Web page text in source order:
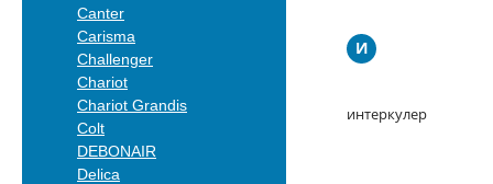
Canter
Carisma
Challenger
Chariot
Chariot Grandis
Colt
DEBONAIR
Delica
И
интеркулер